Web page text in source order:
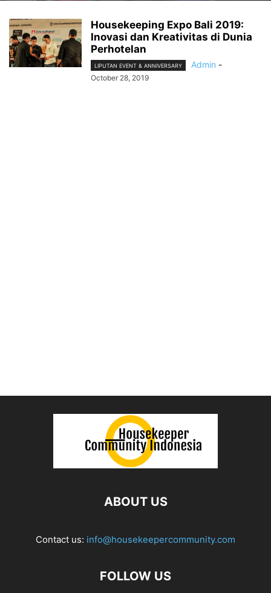
Housekeeping Expo Bali 2019:
Inovasi dan Kreativitas di Dunia
Perhotelan
LIPUTAN EVENT & ANNIVERSARY Admin -
October 28, 2019
ABOUT US
Contact us: info@housekeepercommunity.com
FOLLOW US